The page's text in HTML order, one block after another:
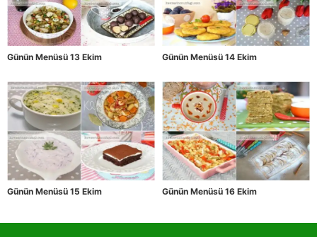
Günün Menüsü 13 Ekim Günün Menüsü 14 Ekim
Günün Menüsü 15 Ekim Günün Menüsü 16 Ekim